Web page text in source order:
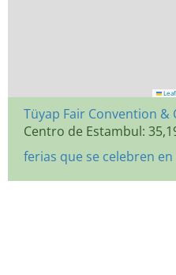
Tüyap Fair Convention &
Centro de Estambul:
ferias que se celebren